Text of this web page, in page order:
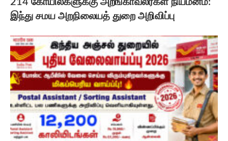
இந்து சமய அறநிலையத் துறை அறிவிப்பு